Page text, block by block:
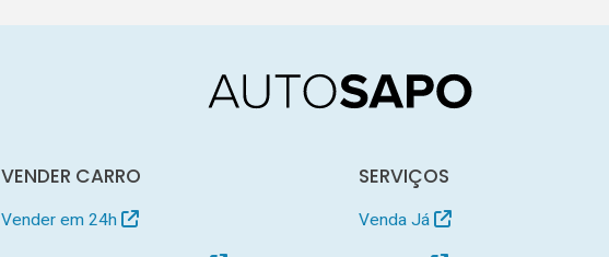
VENDER CARRO
Vender em 24h
SERVIÇOS
Venda Já